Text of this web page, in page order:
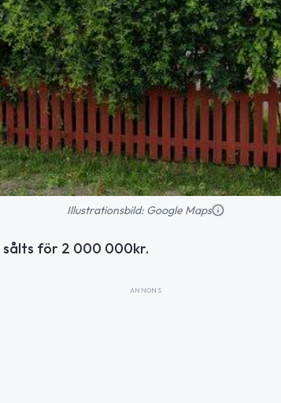
Illustrationsbild: Google Maps
sålts för 2 000 000kr.
ANNONS